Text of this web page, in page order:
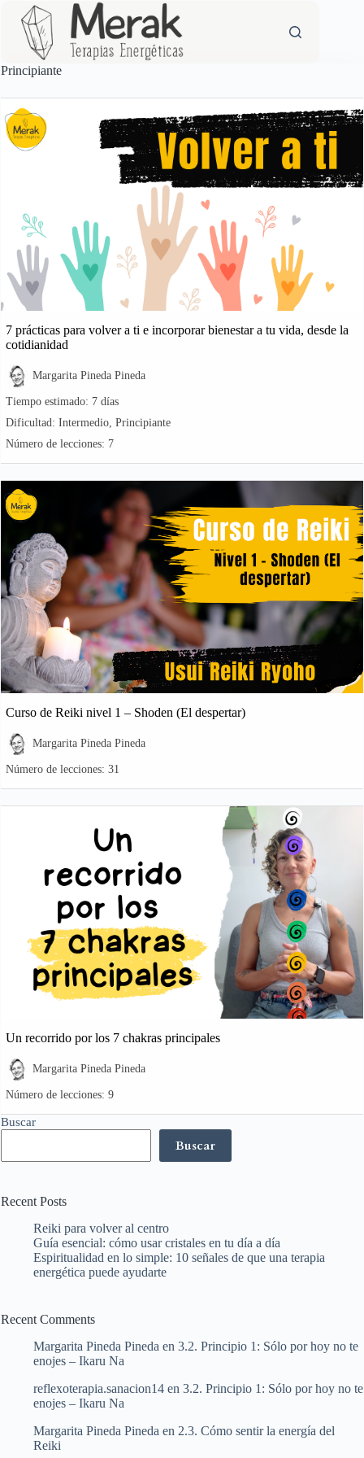
contenido
Principiante
7 prácticas para volver a ti e incorporar bienestar a tu vida, desde la
cotidianidad
Margarita Pineda Pineda
Tiempo estimado: 7 días
Dificultad: Intermedio, Principiante
Número de lecciones: 7
Curso de Reiki nivel 1 – Shoden (El despertar)
Margarita Pineda Pineda
Número de lecciones: 31
Un recorrido por los 7 chakras principales
Margarita Pineda Pineda
Número de lecciones: 9
Buscar
Buscar
Recent Posts
Reiki para volver al centro
Guía esencial: cómo usar cristales en tu día a día
Espiritualidad en lo simple: 10 señales de que una terapia
energética puede ayudarte
Recent Comments
Margarita Pineda Pineda en 3.2. Principio 1: Sólo por hoy no te
enojes – Ikaru Na
reflexoterapia.sanacion14 en 3.2. Principio 1: Sólo por hoy no te
enojes – Ikaru Na
Margarita Pineda Pineda en 2.3. Cómo sentir la energía del
Reiki